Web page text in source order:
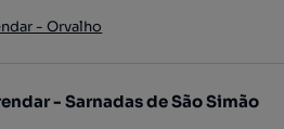
- Orvalho
- Sarnadas de São Simão